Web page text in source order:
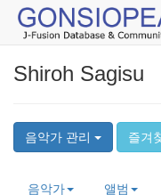
Shiroh Sagisu
음악가 관리 즐겨
음악가 앨범